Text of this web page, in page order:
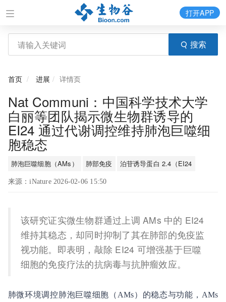
搜索
打开APP
首页 进展 详情页
Nat Communi：中国科学技术大学
白丽等团队揭示微生物群诱导的
EI24 通过代谢调控维持肺泡巨噬细
胞稳态
肺泡巨噬细胞（AMs） 肺部免疫 泊苷诱导蛋白 2.4（EI24
来源：iNature 2026-02-06 15:50
该研究证实微生物群通过上调 AMs 中的 EI24
维持其稳态，却同时抑制了其在肺部的免疫监
视功能。即表明，敲除 EI24 可增强基于巨噬
细胞的免疫疗法的抗病毒与抗肿瘤效应。
肺微环境调控肺泡巨噬细胞（AMs）的稳态与功能，AMs